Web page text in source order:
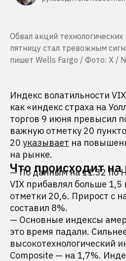
Обвал акций
пятницу стал тревожным
пишет Wells Fargo / Фото: X /
Индекс волатильности
как «индекс страха на
торгов 9 июня превысил
важную отметку 20
20 указывает на
на рынке.
Что происходит
— По данным на 11.32 по
VIX прибавлял больше 1,5
отметки 20,6. Прирост с
составил 8%.
— Основные индексы
это время падали.
высокотехнологический
Composite — на 1,7%.